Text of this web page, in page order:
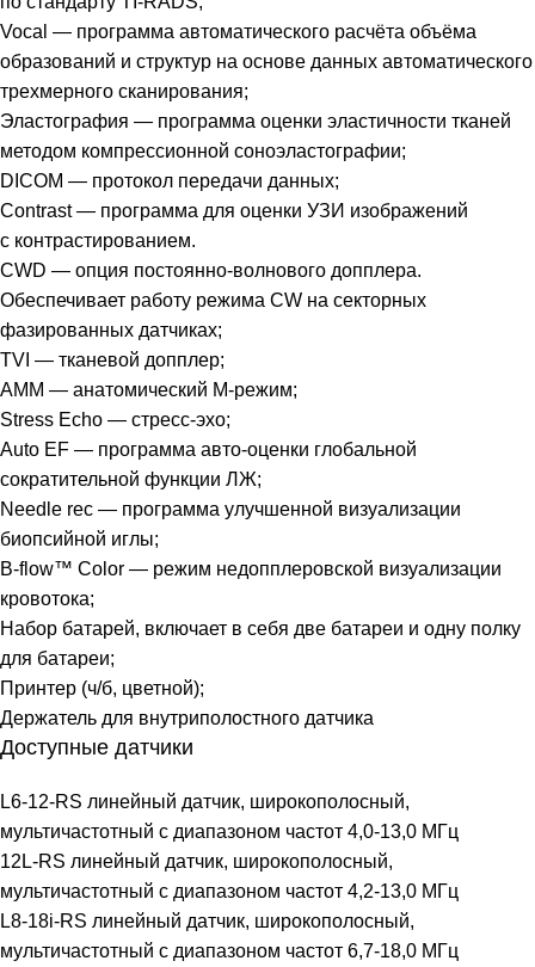
Vocal — программа автоматического расчёта объёма
образований и структур на основе данных автоматического
трехмерного сканирования;
Эластография — программа оценки эластичности тканей
методом компрессионной соноэластографии;
DICOM — протокол передачи данных;
Contrast — программа для оценки УЗИ изображений
с контрастированием.
CWD — опция постоянно-волнового допплера.
Обеспечивает работу режима CW на секторных
фазированных датчиках;
TVI — тканевой допплер;
AMM — анатомический М-режим;
Stress Echo — стресс-эхо;
Auto EF — программа авто-оценки глобальной
сократительной функции ЛЖ;
Needle rec — программа улучшенной визуализации
биопсийной иглы;
B-flow™ Color — режим недопплеровской визуализации
кровотока;
Набор батарей, включает в себя две батареи и одну полку
для батареи;
Принтер (ч/б, цветной);
Держатель для внутриполостного датчика
Доступные датчики
L6-12-RS линейный датчик, широкополосный,
мультичастотный с диапазоном частот 4,0-13,0 МГц
12L-RS линейный датчик, широкополосный,
мультичастотный с диапазоном частот 4,2-13,0 МГц
L8-18i-RS линейный датчик, широкополосный,
мультичастотный с диапазоном частот 6,7-18,0 МГц